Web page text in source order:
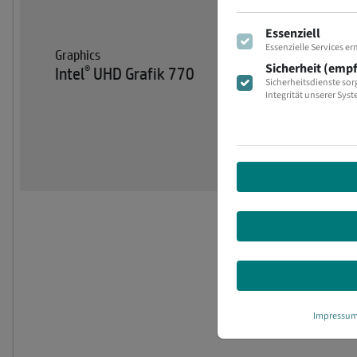
Graphics
Intel® UHD Grafik 770
Essenziell
Essenzielle Services
Sicherheit
Sicherheitsdienste
Integrität unserer
Impressum